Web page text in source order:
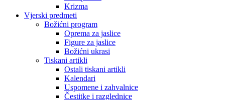
Krizma
Vjerski predmeti
Božićni program
Oprema za jaslice
Figure za jaslice
Božićni ukrasi
Tiskani artikli
Ostali tiskani artikli
Kalendari
Uspomene i zahvalnice
Čestitke i razglednice